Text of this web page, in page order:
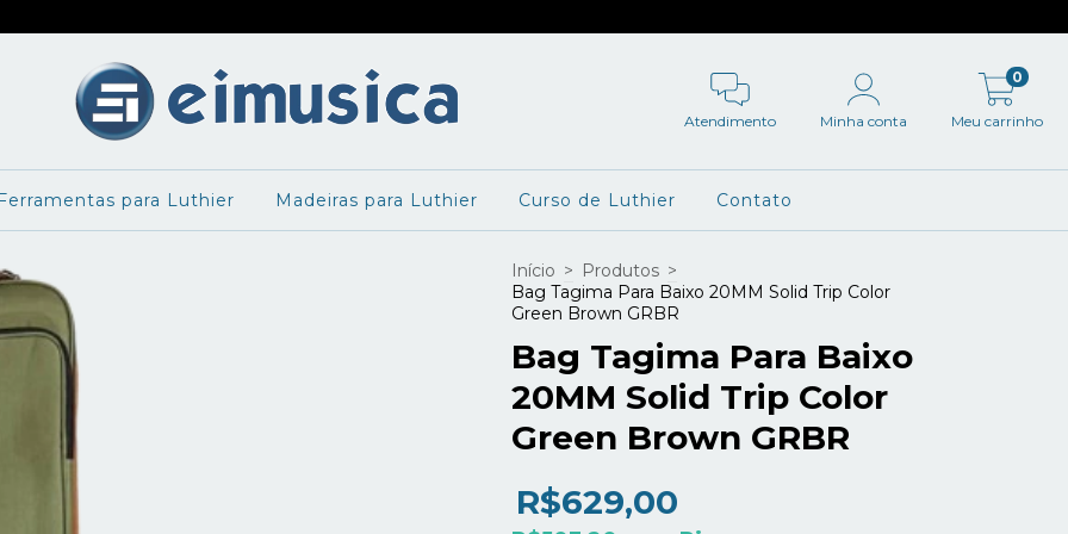
Atendimento Minha conta Meu carrinho
0
para Luthier Madeiras para Luthier Curso de Luthier Contato
Início > Produtos >
Bag Tagima Para Baixo 20MM Solid Trip Color
Green Brown GRBR
Bag Tagima Para Baixo
20MM Solid Trip Color
Green Brown GRBR
R$629,00